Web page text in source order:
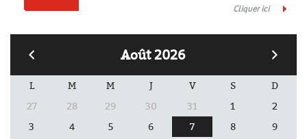
Cliquer ici
Août 2026
L M M J V S
D
27
28 29 30 31 1
2
3
4 5 6 7 8
9